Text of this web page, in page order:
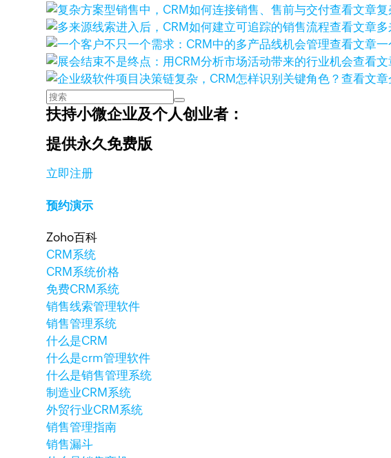
查看文章复
查看文章
查看文章一
查看文
查看文章
扶持小微企业及个人创业者：
提供永久免费版
立即注册
预约演示
Zoho百科
CRM系统
CRM系统价格
免费CRM系统
销售线索管理软件
销售管理系统
什么是CRM
什么是crm管理软件
什么是销售管理系统
制造业CRM系统
外贸行业CRM系统
销售管理指南
销售漏斗